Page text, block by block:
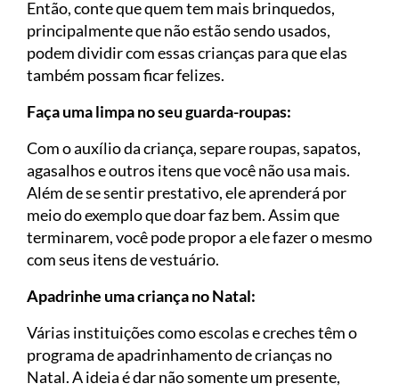
Então, conte que quem tem mais brinquedos,
principalmente que não estão sendo usados,
podem dividir com essas crianças para que elas
também possam ficar felizes.
Faça uma limpa no seu guarda-roupas:
Com o auxílio da criança, separe roupas, sapatos,
agasalhos e outros itens que você não usa mais.
Além de se sentir prestativo, ele aprenderá por
meio do exemplo que doar faz bem. Assim que
terminarem, você pode propor a ele fazer o mesmo
com seus itens de vestuário.
Apadrinhe uma criança no Natal:
Várias instituições como escolas e creches têm o
programa de apadrinhamento de crianças no
Natal. A ideia é dar não somente um presente,